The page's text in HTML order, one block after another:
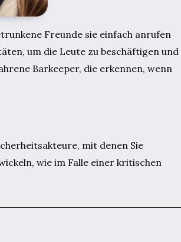
Freunde sie einfach anrufen
um die Leute zu beschäftigen und
Barkeeper, die erkennen, wenn
mit denen Sie
wie im Falle einer kritischen